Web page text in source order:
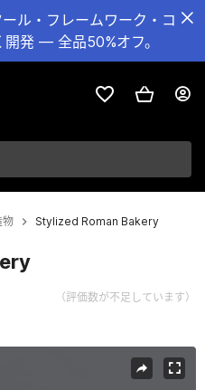
ル・フレームワーク・コ
発 — 全品50%オフ。
物 Stylized Roman Bakery
（評価数が不足しています）